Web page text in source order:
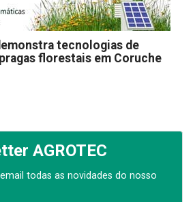
tecnologias de
florestais em Coruche
AGROTEC
todas as novidades do nosso